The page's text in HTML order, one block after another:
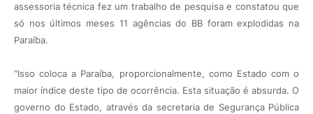
assessoria técnica fez um trabalho de pesquisa e constatou que
só nos últimos meses 11 agências do BB foram explodidas na
Paraíba.
“Isso coloca a Paraíba, proporcionalmente, como Estado com o
maior índice deste tipo de ocorrência. Esta situação é absurda. O
governo do Estado, através da secretaria de Segurança Pública